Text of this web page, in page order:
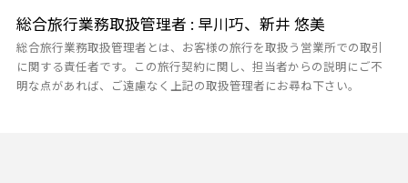
総合旅行業務取扱管理者 : 早川巧、新井 悠美
総合旅行業務取扱管理者とは、お客様の旅行を取扱う営業所での取引
に関する責任者です。この旅行契約に関し、担当者からの説明にご不
明な点があれば、ご遠慮なく上記の取扱管理者にお尋ね下さい。